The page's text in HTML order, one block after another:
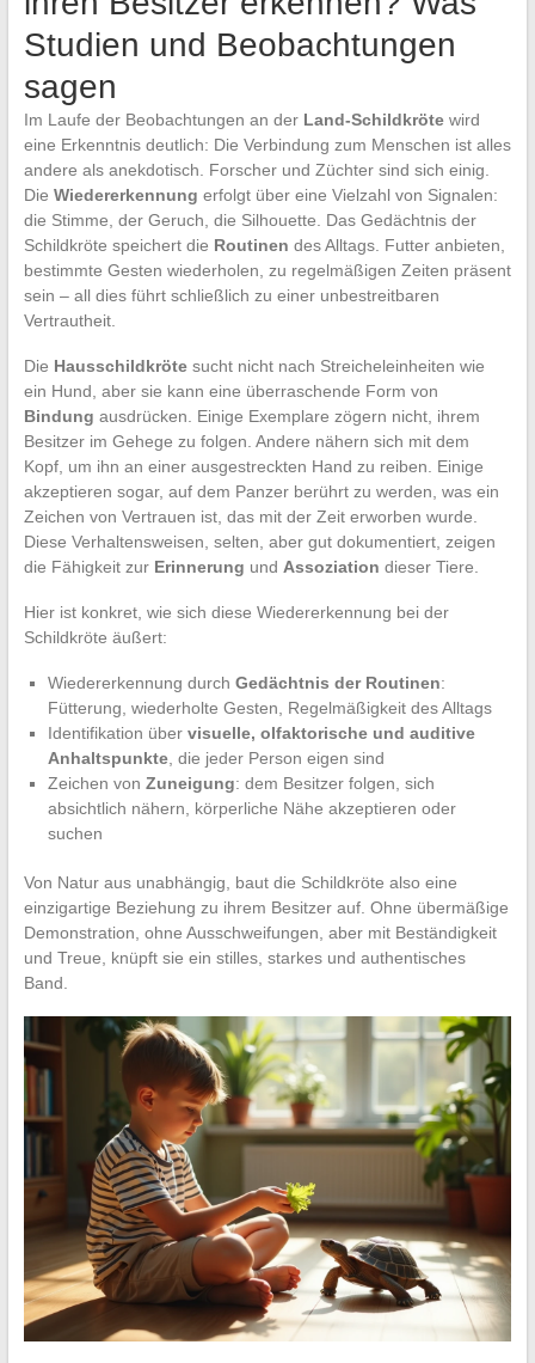
Studien und Beobachtungen
sagen
Im Laufe der Beobachtungen an der Land-Schildkrötewird
eine Erkenntnis deutlich: Die Verbindung zum Menschen ist alles
andere als anekdotisch. Forscher und Züchter sind sich einig.
Die Wiedererkennung erfolgt über eine Vielzahl von Signalen:
die Stimme, der Geruch, die Silhouette. Das Gedächtnis der
Schildkröte speichert die Routinen des Alltags. Futter anbieten,
bestimmte Gesten wiederholen, zu regelmäßigen Zeiten präsent
sein – all dies führt schließlich zu einer unbestreitbaren
Vertrautheit.
Die Hausschildkrötesucht nicht nach Streicheleinheiten wie
ein Hund, aber sie kann eine überraschende Form von
Bindung ausdrücken. Einige Exemplare zögern nicht, ihrem
Besitzer im Gehege zu folgen. Andere nähern sich mit dem
Kopf, um ihn an einer ausgestreckten Hand zu reiben. Einige
akzeptieren sogar, auf dem Panzer berührt zu werden, was ein
Zeichen von Vertrauen ist, das mit der Zeit erworben wurde.
Diese Verhaltensweisen, selten, aber gut dokumentiert, zeigen
die Fähigkeit zur Erinnerung und Assoziation dieser Tiere.
Hier ist konkret, wie sich diese Wiedererkennung bei der
Schildkröte äußert:
Wiedererkennung durch Gedächtnis der Routinen:
Fütterung, wiederholte Gesten, Regelmäßigkeit des Alltags
Identifikation über visuelle, olfaktorische und auditive
Anhaltspunkte, die jeder Person eigen sind
Zeichen von Zuneigung: dem Besitzer folgen, sich
absichtlich nähern, körperliche Nähe akzeptieren oder
suchen
Von Natur aus unabhängig, baut die Schildkröte also eine
einzigartige Beziehung zu ihrem Besitzer auf. Ohne übermäßige
Demonstration, ohne Ausschweifungen, aber mit Beständigkeit
und Treue, knüpft sie ein stilles, starkes und authentisches
Band.